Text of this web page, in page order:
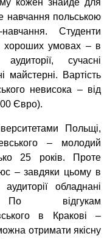
кожен знайде для
навчання польською
Студенти
хороших умовах – в
сучасні
майстерні. Вартість
невисока – від
Євро).
Польщі,
– молодий
25 років. Проте
– завдяки цьому в
обладнані
відгукам
в Кракові –
отримати якісну